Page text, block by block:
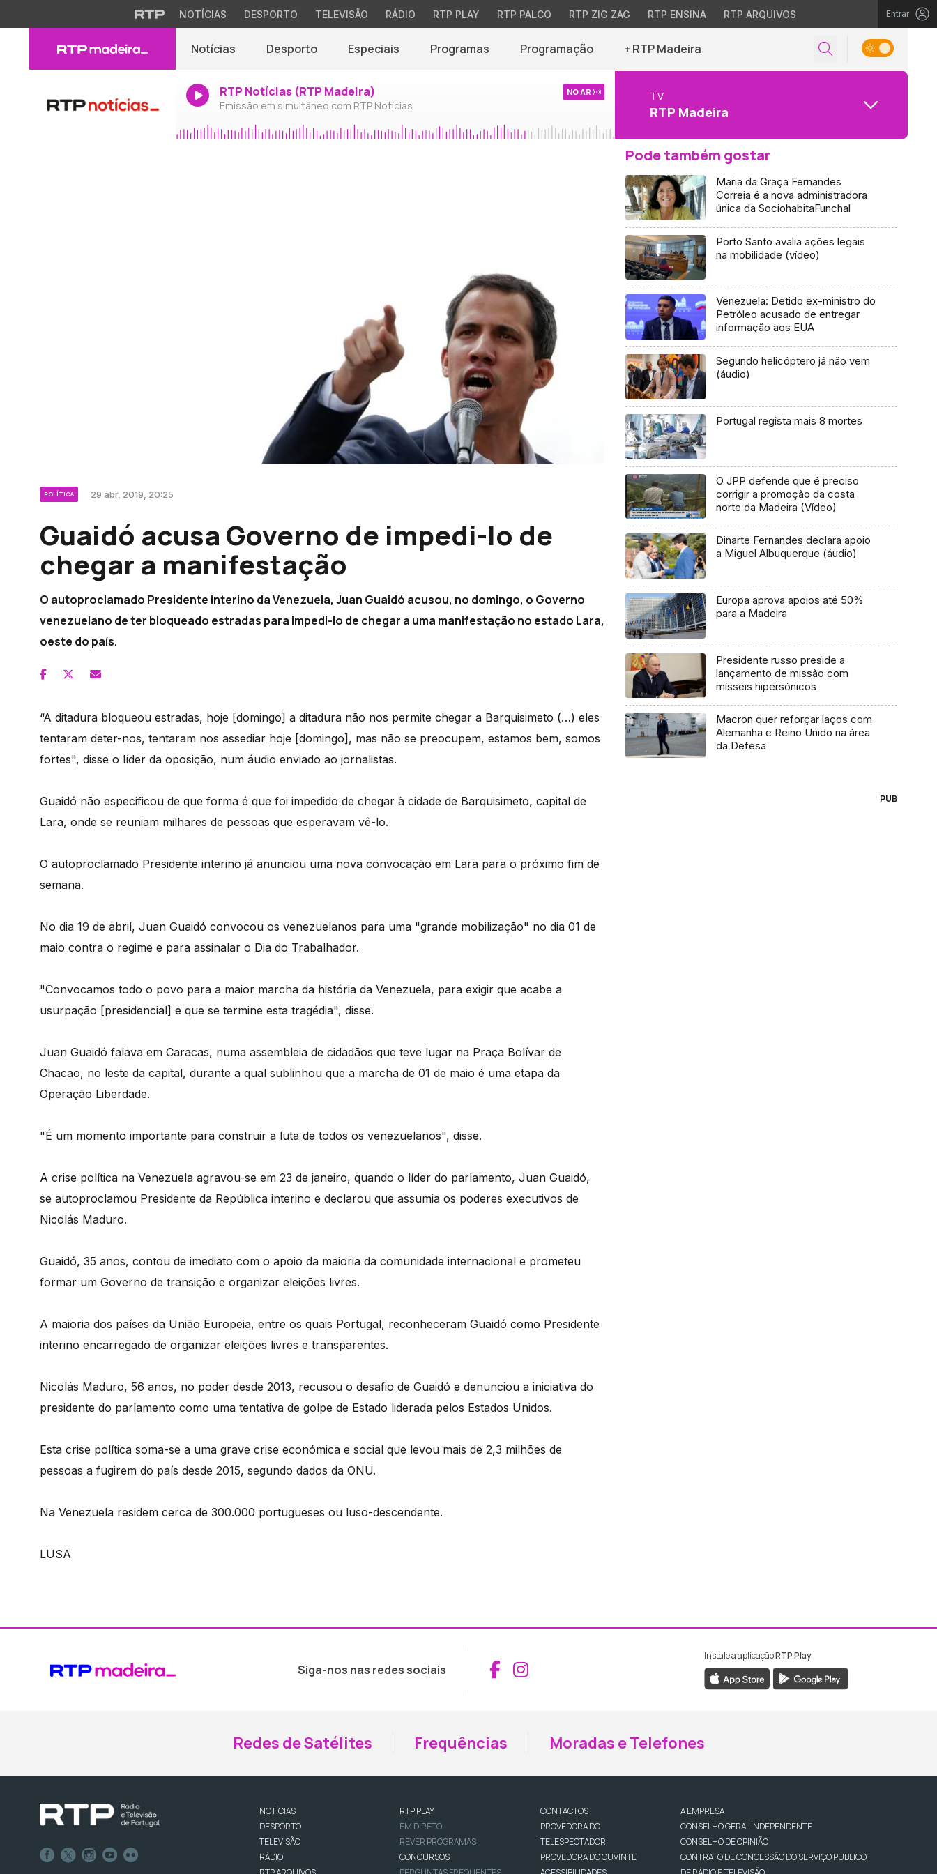
NOTÍCIAS DESPORTO TELEVISÃO RÁDIO RTP PLAY RTP PALCO RTP ZIG ZAG RTP ENSINA RTP ARQUIVOS Entrar
Notícias Desporto Especiais Programas Programação + RTP Madeira
RTP Notícias (RTP Madeira)
Emissão em simultâneo com RTP Notícias
NO AR TV
RTP Madeira
POLÍTICA 29 abr, 2019, 20:25
Guaidó acusa Governo de impedi-lo de
chegar a manifestação
O autoproclamado Presidente interino da Venezuela, Juan Guaidó acusou, no domingo, o Governo
venezuelano de ter bloqueado estradas para impedi-lo de chegar a uma manifestação no estado Lara,
oeste do país.
“A ditadura bloqueou estradas, hoje [domingo] a ditadura não nos permite chegar a Barquisimeto (…) eles
tentaram deter-nos, tentaram nos assediar hoje [domingo], mas não se preocupem, estamos bem, somos
fortes", disse o líder da oposição, num áudio enviado ao jornalistas.
Guaidó não especificou de que forma é que foi impedido de chegar à cidade de Barquisimeto, capital de
Lara, onde se reuniam milhares de pessoas que esperavam vê-lo.
O autoproclamado Presidente interino já anunciou uma nova convocação em Lara para o próximo fim de
semana.
No dia 19 de abril, Juan Guaidó convocou os venezuelanos para uma "grande mobilização" no dia 01 de
maio contra o regime e para assinalar o Dia do Trabalhador.
"Convocamos todo o povo para a maior marcha da história da Venezuela, para exigir que acabe a
usurpação [presidencial] e que se termine esta tragédia", disse.
Juan Guaidó falava em Caracas, numa assembleia de cidadãos que teve lugar na Praça Bolívar de
Chacao, no leste da capital, durante a qual sublinhou que a marcha de 01 de maio é uma etapa da
Operação Liberdade.
"É um momento importante para construir a luta de todos os venezuelanos", disse.
A crise política na Venezuela agravou-se em 23 de janeiro, quando o líder do parlamento, Juan Guaidó,
se autoproclamou Presidente da República interino e declarou que assumia os poderes executivos de
Nicolás Maduro.
Guaidó, 35 anos, contou de imediato com o apoio da maioria da comunidade internacional e prometeu
formar um Governo de transição e organizar eleições livres.
A maioria dos países da União Europeia, entre os quais Portugal, reconheceram Guaidó como Presidente
interino encarregado de organizar eleições livres e transparentes.
Nicolás Maduro, 56 anos, no poder desde 2013, recusou o desafio de Guaidó e denunciou a iniciativa do
presidente do parlamento como uma tentativa de golpe de Estado liderada pelos Estados Unidos.
Esta crise política soma-se a uma grave crise económica e social que levou mais de 2,3 milhões de
pessoas a fugirem do país desde 2015, segundo dados da ONU.
Na Venezuela residem cerca de 300.000 portugueses ou luso-descendente.
LUSA
Pode também gostar
Maria da Graça Fernandes
Correia é a nova administradora
única da SociohabitaFunchal
Porto Santo avalia ações legais
na mobilidade (vídeo)
Venezuela: Detido ex-ministro do
Petróleo acusado de entregar
informação aos EUA
Segundo helicóptero já não vem
(áudio)
Portugal regista mais 8 mortes
O JPP defende que é preciso
corrigir a promoção da costa
norte da Madeira (Vídeo)
Dinarte Fernandes declara apoio
a Miguel Albuquerque (áudio)
Europa aprova apoios até 50%
para a Madeira
Presidente russo preside a
lançamento de missão com
mísseis hipersónicos
Macron quer reforçar laços com
Alemanha e Reino Unido na área
da Defesa
PUB
Siga-nos nas redes sociais Aceder ao Facebook da RTP Madeira
Aceder ao Instagram da RTP Madeira
Instale a aplicaçãoRTP Play
Redes de Satélites Frequências Moradas e Telefones
NOTÍCIAS
DESPORTO
TELEVISÃO
RÁDIO
RTP PLAY
EM DIRETO
REVER PROGRAMAS
CONCURSOS
CONTACTOS
PROVEDORA DO
TELESPECTADOR
PROVEDORA DO OUVINTE
A EMPRESA
CONSELHO GERAL INDEPENDENTE
CONSELHO DE OPINIÃO
CONTRATO DE CONCESSÃO DO SERVIÇO PÚBLICO